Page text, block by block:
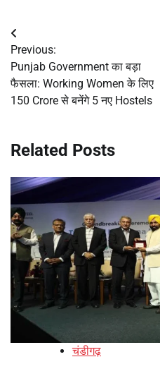
Post
navigation
Previous:
Punjab Government का बड़ा
फैसला: Working Women के लिए
150 Crore से बनेंगे 5 नए Hostels
Related Posts
चंडीगढ़